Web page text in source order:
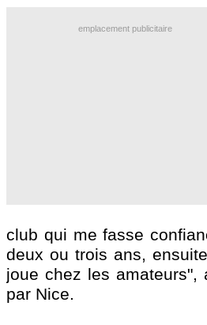
emplacement publicitaire
club qui me fasse
deux ou trois ans,
joue chez les amateurs",
par Nice.